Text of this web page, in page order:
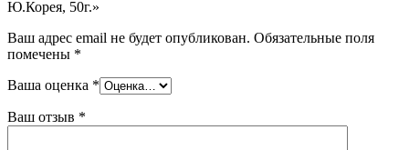
Ю.Корея, 50г.»
Ваш адрес email не будет опубликован. Обязательные поля
помечены *
Ваша оценка *
Ваш отзыв *